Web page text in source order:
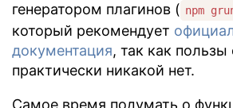
генератором плагинов ( npm
который рекомендует
документация, так как пользы
практически никакой нет.
Самое время подумать о